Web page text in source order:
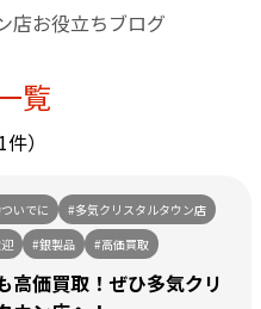
店お役立ちブログ
覧
）
いでに
#多気クリスタルタウン店
#銀製品 #高価買取
高価買取！ぜひ多気クリ